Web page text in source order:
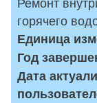
горячего
Единица
Год
Дата